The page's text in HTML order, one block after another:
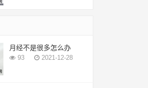
月经不是很多怎么办
93 2021-12-28